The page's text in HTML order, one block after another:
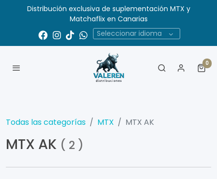
Distribución exclusiva de suplementación MTX y
Matchaflix en Canarias
Seleccionar idioma
0
Todas las categorías MTX MTX AK
MTX AK ( 2 )